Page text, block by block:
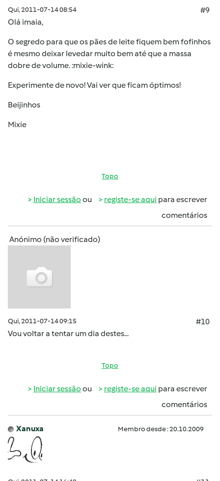
Qui, 2011-07-14 08:54
#9
Olá imaia,
O segredo para que os pães de leite fiquem bem fofinhos
é mesmo deixar levedar muito bem até que a massa
dobre de volume. :mixie-wink:
Experimente de novo! Vai ver que ficam óptimos!
Beijinhos
Mixie
Topo
Iniciar sessão ou registe-se aqui para escrever
comentários
Anónimo (não verificado)
Qui, 2011-07-14 09:15
#10
Vou voltar a tentar um dia destes...
Topo
Iniciar sessão ou registe-se aqui para escrever
comentários
Xanuxa Membro desde : 20.10.2009